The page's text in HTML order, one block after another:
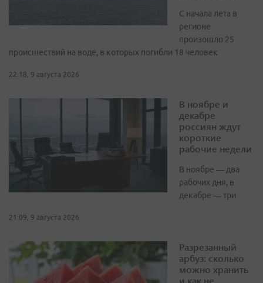
С начала лета в
регионе
произошло 25
происшествий на воде, в которых погибли 18 человек
22:18, 9 августа 2026
В ноябре и
декабре
россиян ждут
короткие
рабочие недели
В ноябре — два
рабочих дня, в
декабре — три
21:09, 9 августа 2026
Разрезанный
арбуз: сколько
можно хранить